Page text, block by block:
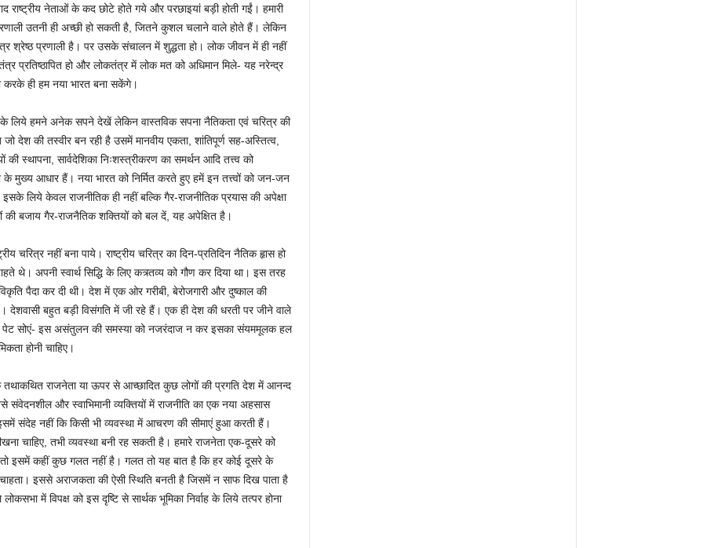
राष्ट्रीय नेताओं के कद छोटे होते गये और परछाइयां बड़ी होती गईं। हमारी
उतनी ही अच्छी हो सकती है, जितने कुशल चलाने वाले होते हैं। लेकिन
श्रेष्ठ प्रणाली है। पर उसके संचालन में शुद्धता हो। लोक जीवन में ही नहीं
प्रतिष्ठापित हो और लोकतंत्र में लोक मत को अधिमान मिले- यह नरेन्द्र
करके ही हम नया भारत बना सकेंगे।
हमने अनेक सपने देखें लेकिन वास्तविक सपना नैतिकता एवं चरित्र की
की तस्वीर बन रही है उसमें मानवीय एकता, शांतिपूर्ण सह-अस्तित्व,
की स्थापना, सार्वदेशिका निःशस्त्रीकरण का समर्थन आदि तत्त्व को
के मुख्य आधार हैं। नया भारत को निर्मित करते हुए हमें इन तत्त्वों को जन-जन
लिये केवल राजनीतिक ही नहीं बल्कि गैर-राजनीतिक प्रयास की अपेक्षा
की बजाय गैर-राजनैतिक शक्तियों को बल दें, यह अपेक्षित है।
चरित्र नहीं बना पाये। राष्ट्रीय चरित्र का दिन-प्रतिदिन नैतिक हृास हो
थे। अपनी स्वार्थ सिद्धि के लिए कत्र्तव्य को गौण कर दिया था। इस तरह
पैदा कर दी थी। देश में एक ओर गरीबी, बेरोजगारी और दुष्काल की
देशवासी बहुत बड़ी विसंगति में जी रहे हैं। एक ही देश की धरती पर जीने वाले
पेट सोएं- इस असंतुलन की समस्या को नजरंदाज न कर इसका संयममूलक हल
होनी चाहिए।
राजनेता या ऊपर से आच्छादित कुछ लोगों की प्रगति देश में आनन्द
संवेदनशील और स्वाभिमानी व्यक्तियों में राजनीति का एक नया अहसास
संदेह नहीं कि किसी भी व्यवस्था में आचरण की सीमाएं हुआ करती हैं।
चाहिए, तभी व्यवस्था बनी रह सकती है। हमारे राजनेता एक-दूसरे को
तो इसमें कहीं कुछ गलत नहीं है। गलत तो यह बात है कि हर कोई दूसरे के
इससे अराजकता की ऐसी स्थिति बनती है जिसमें न साफ दिख पाता है
में विपक्ष को इस दृष्टि से सार्थक भूमिका निर्वाह के लिये तत्पर होना